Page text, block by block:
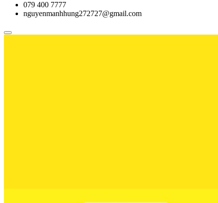
079 400 7777
nguyenmanhhung272727@gmail.com